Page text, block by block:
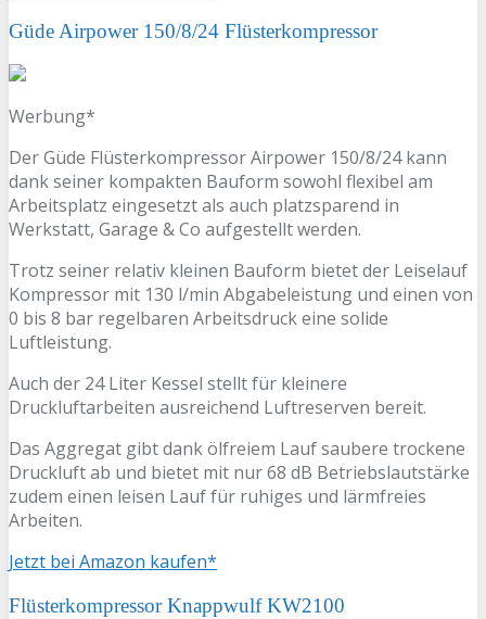
Güde Airpower 150/8/24 Flüsterkompressor
Werbung*
Der Güde Flüsterkompressor Airpower 150/8/24 kann
dank seiner kompakten Bauform sowohl flexibel am
Arbeitsplatz eingesetzt als auch platzsparend in
Werkstatt, Garage & Co aufgestellt werden.
Trotz seiner relativ kleinen Bauform bietet der Leiselauf
Kompressor mit 130 l/min Abgabeleistung und einen von
0 bis 8 bar regelbaren Arbeitsdruck eine solide
Luftleistung.
Auch der 24 Liter Kessel stellt für kleinere
Druckluftarbeiten ausreichend Luftreserven bereit.
Das Aggregat gibt dank ölfreiem Lauf saubere trockene
Druckluft ab und bietet mit nur 68 dB Betriebslautstärke
zudem einen leisen Lauf für ruhiges und lärmfreies
Arbeiten.
Jetzt bei Amazon kaufen*
Flüsterkompressor Knappwulf KW2100